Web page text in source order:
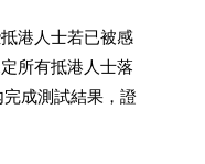
港人士若已被感
所有抵港人士落
成測試結果，證